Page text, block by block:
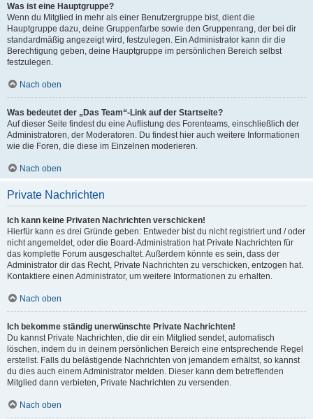
Was ist eine Hauptgruppe?
Wenn du Mitglied in mehr als einer Benutzergruppe bist, dient die
Hauptgruppe dazu, deine Gruppenfarbe sowie den Gruppenrang, der bei dir
standardmäßig angezeigt wird, festzulegen. Ein Administrator kann dir die
Berechtigung geben, deine Hauptgruppe im persönlichen Bereich selbst
festzulegen.
Nach oben
Was bedeutet der „Das Team“-Link auf der Startseite?
Auf dieser Seite findest du eine Auflistung des Forenteams, einschließlich der
Administratoren, der Moderatoren. Du findest hier auch weitere Informationen
wie die Foren, die diese im Einzelnen moderieren.
Nach oben
Private Nachrichten
Ich kann keine Privaten Nachrichten verschicken!
Hierfür kann es drei Gründe geben: Entweder bist du nicht registriert und / oder
nicht angemeldet, oder die Board-Administration hat Private Nachrichten für
das komplette Forum ausgeschaltet. Außerdem könnte es sein, dass der
Administrator dir das Recht, Private Nachrichten zu verschicken, entzogen hat.
Kontaktiere einen Administrator, um weitere Informationen zu erhalten.
Nach oben
Ich bekomme ständig unerwünschte Private Nachrichten!
Du kannst Private Nachrichten, die dir ein Mitglied sendet, automatisch
löschen, indem du in deinem persönlichen Bereich eine entsprechende Regel
erstellst. Falls du belästigende Nachrichten von jemandem erhältst, so kannst
du dies auch einem Administrator melden. Dieser kann dem betreffenden
Mitglied dann verbieten, Private Nachrichten zu versenden.
Nach oben